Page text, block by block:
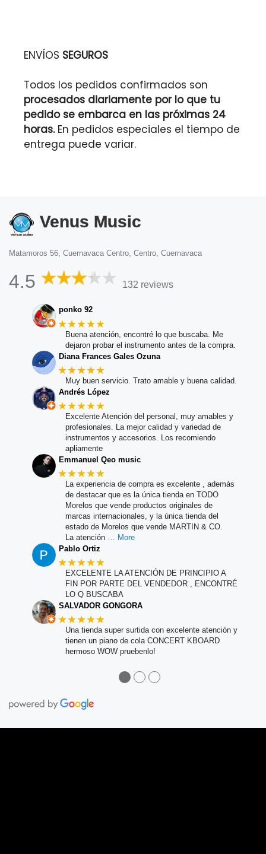
ENVÍOS SEGUROS
Todos los pedidos confirmados son
procesados diariamente por lo que tu
pedido se embarca en las próximas 24
horas.En pedidos especiales el tiempo de
entrega puede variar.
Venus Music
Matamoros 56, Cuernavaca Centro, Centro, Cuernavaca
4.5 132 reviews
ponko 92
★★★★★
Buena atención, encontré lo que buscaba. Me
dejaron probar el instrumento antes de la compra.
Diana Frances Gales Ozuna
★★★★★
Muy buen servicio. Trato amable y buena calidad.
Andrés López
★★★★★
Excelente Atención del personal, muy amables y
profesionales. La mejor calidad y variedad de
instrumentos y accesorios. Los recomiendo
apliamente
Emmanuel Qeo music
★★★★★
La experiencia de compra es excelente , además
de destacar que es la única tienda en TODO
Morelos que vende productos originales de
marcas internacionales, y la única tienda del
estado de Morelos que vende MARTIN & CO.
La atención … More
Pablo Ortiz
★★★★★
EXCELENTE LA ATENCIÓN DE PRINCIPIO A
FIN POR PARTE DEL VENDEDOR , ENCONTRÉ
LO Q BUSCABA
SALVADOR GONGORA
★★★★★
Una tienda super surtida con excelente atención y
tienen un piano de cola CONCERT KBOARD
hermoso WOW pruebenlo!
●●●